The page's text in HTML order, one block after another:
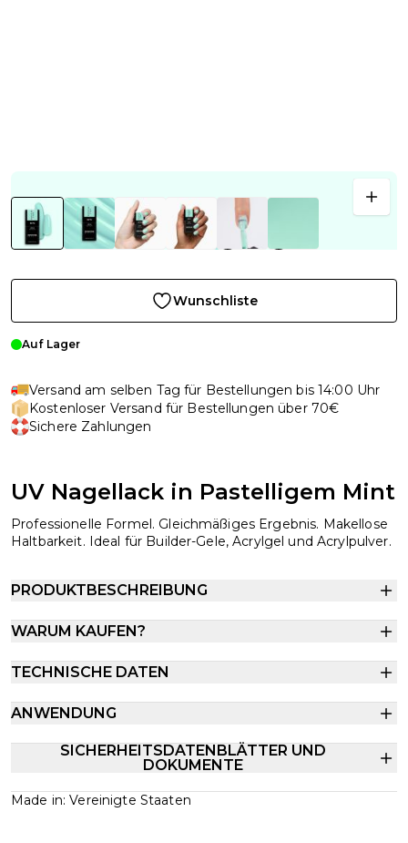
Wunschliste
Auf Lager
Versand am selben Tag für Bestellungen bis 14:00 Uhr
Kostenloser Versand für Bestellungen über 70€
Sichere Zahlungen
UV Nagellack in Pastelligem Mint
Professionelle Formel. Gleichmäßiges Ergebnis. Makellose
Haltbarkeit. Ideal für Builder-Gele, Acrylgel und Acrylpulver.
PRODUKTBESCHREIBUNG
WARUM KAUFEN?
TECHNISCHE DATEN
ANWENDUNG
SICHERHEITSDATENBLÄTTER UND
DOKUMENTE
Made in: Vereinigte Staaten